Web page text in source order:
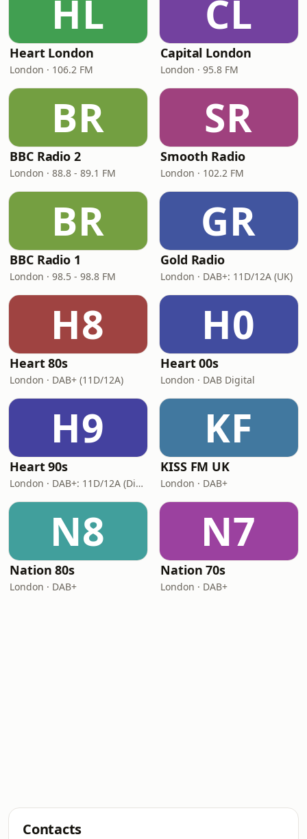
HL
Heart London
London · 106.2 FM
CL
Capital London
London · 95.8 FM
BR
BBC Radio 2
London · 88.8 - 89.1 FM
SR
Smooth Radio
London · 102.2 FM
BR
BBC Radio 1
London · 98.5 - 98.8 FM
GR
Gold Radio
London · DAB+: 11D/12A (UK)
H8
Heart 80s
London · DAB+ (11D/12A)
H0
Heart 00s
London · DAB Digital
H9
Heart 90s
London · DAB+: 11D/12A (Digital One)
KF
KISS FM UK
London · DAB+
N8
Nation 80s
London · DAB+
N7
Nation 70s
London · DAB+
Contacts